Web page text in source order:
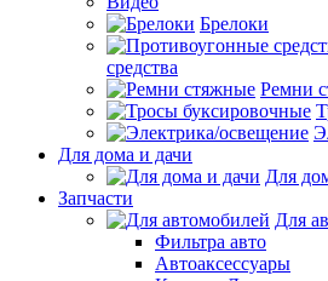
Брелоки
средства
Ремни
Для дома и дачи
Для
Запчасти
Для
Фильтра авто
Автоаксессуары